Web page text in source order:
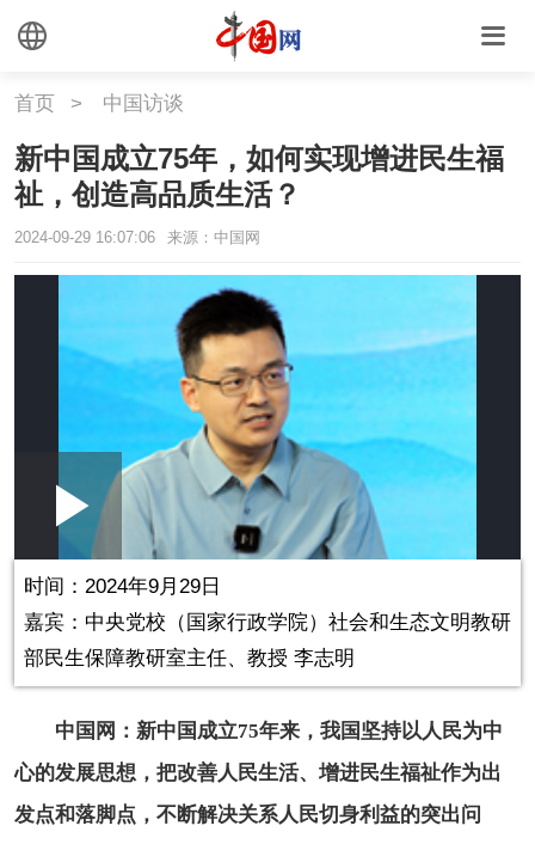
首页 > 中国访谈
新中国成立75年，如何实现增进民生福
祉，创造高品质生活？
2024-09-29 16:07:06 来源：中国网
Play
Video
Picture-
in-
Picture
0:00
时间：2024年9月29日
嘉宾： 中央党校（国家行政学院）社会和生态文明教研
部民生保障教研室主任、教授 李志明
中国网：新中国成立75年来，我国坚持以人民为中
心的发展思想，把改善人民生活、增进民生福祉作为出
发点和落脚点，不断解决关系人民切身利益的突出问